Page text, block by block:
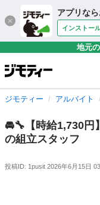
アプリな
インストー
地元
ジモティー アルバイト
🚘🔧【時給1,730円
の組立スタッフ
投稿ID: 1pusit 2026年6月15日